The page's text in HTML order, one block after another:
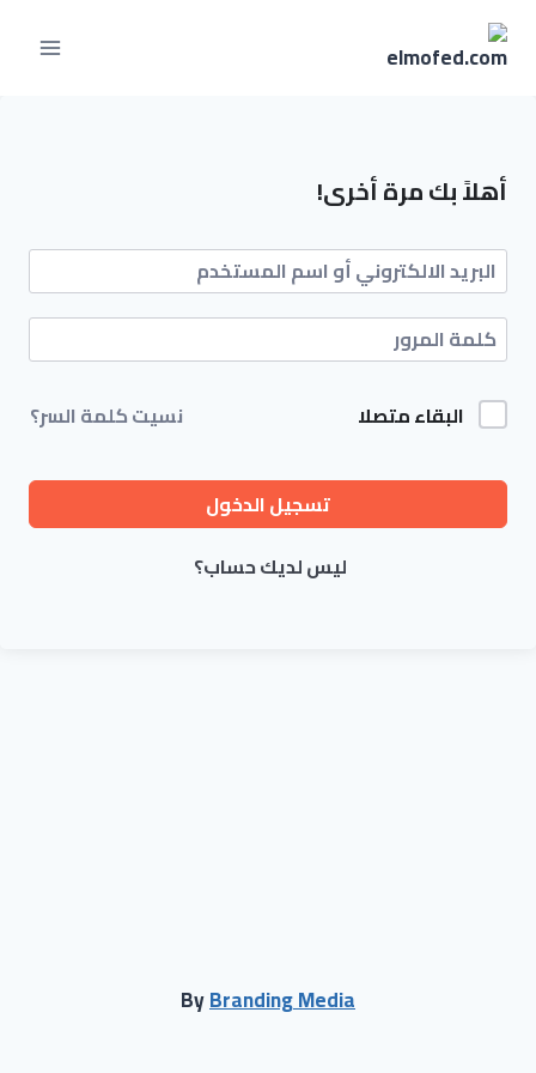
أهلاً بك مرة أخرى!
البقاء متصلا نسيت كلمة السر؟
تسجيل الدخول
ليس لديك حساب؟
ByBranding Media